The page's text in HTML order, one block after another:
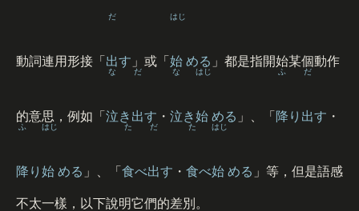
動詞連用形接「 出
だ
す 」或「 始
はじ
める 」都是指開始某個動作
的意思，例如「 泣
な
き 出
だ
す ・ 泣
な
き始
はじ
める 」、「 降
ふ
り 出
だ
す ・
降
ふ
り 始
はじ
める 」、「 食
た
べ出
だ
す ・ 食
た
べ始
はじ
める 」等，但是語感
不太一樣，以下說明它們的差別。